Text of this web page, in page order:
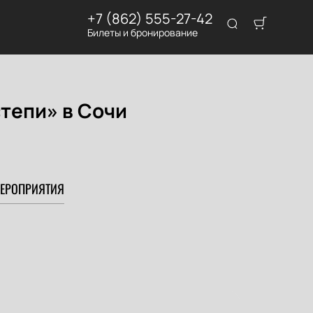
+7 (862) 555-27-42
Билеты и бронирование
в Сочи